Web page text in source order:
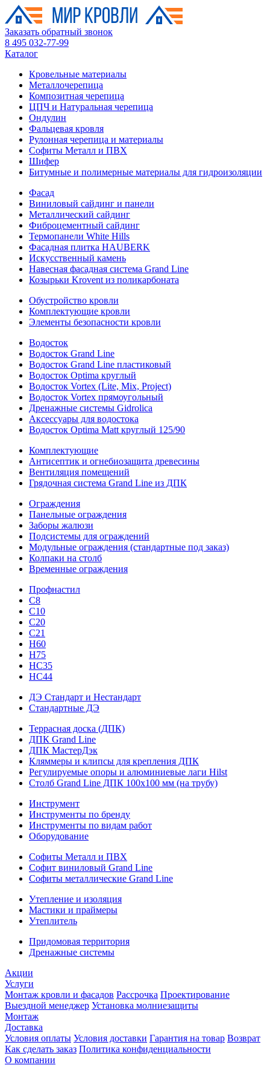
Заказать обратный звонок
8 495 032-77-99
Каталог
Кровельные материалы
Металлочерепица
Композитная черепица
ЦПЧ и Натуральная черепица
Ондулин
Фальцевая кровля
Рулонная черепица и материалы
Софиты Металл и ПВХ
Шифер
Битумные и полимерные материалы для гидроизоляции
Фасад
Виниловый сайдинг и панели
Металлический сайдинг
Фиброцементный сайдинг
Термопанели White Hills
Фасадная плитка HAUBERK
Искусственный камень
Навесная фасадная система Grand Line
Козырьки Krovent из поликарбоната
Обустройство кровли
Комплектующие кровли
Элементы безопасности кровли
Водосток
Водосток Grand Line
Водосток Grand Line пластиковый
Водосток Optima круглый
Водосток Vortex (Lite, Mix, Project)
Водосток Vortex прямоугольный
Дренажные системы Gidrolica
Аксессуары для водостока
Водосток Optima Matt круглый 125/90
Комплектующие
Антисептик и огнебиозащита древесины
Вентиляция помещений
Грядочная система Grand Line из ДПК
Ограждения
Панельные ограждения
Заборы жалюзи
Подсистемы для ограждений
Модульные ограждения (стандартные под заказ)
Колпаки на столб
Временные ограждения
Профнастил
С8
С10
С20
С21
H60
H75
HС35
НС44
ДЭ Стандарт и Нестандарт
Стандартные ДЭ
Террасная доска (ДПК)
ДПК Grand Line
ДПК МастерДэк
Кляммеры и клипсы для крепления ДПК
Регулируемые опоры и алюминиевые лаги Hilst
Столб Grand Line ДПК 100х100 мм (на трубу)
Инструмент
Инструменты по бренду
Инструменты по видам работ
Оборудование
Софиты Металл и ПВХ
Софит виниловый Grand Line
Софиты металлические Grand Line
Утепление и изоляция
Мастики и праймеры
Утеплитель
Придомовая территория
Дренажные системы
Акции
Услуги
Монтаж кровли и фасадов Рассрочка Проектирование
Выездной менеджер Установка молниезащиты
Монтаж
Доставка
Условия оплаты Условия доставки Гарантия на товар Возврат
Как сделать заказ Политика конфиденциальности
О компании